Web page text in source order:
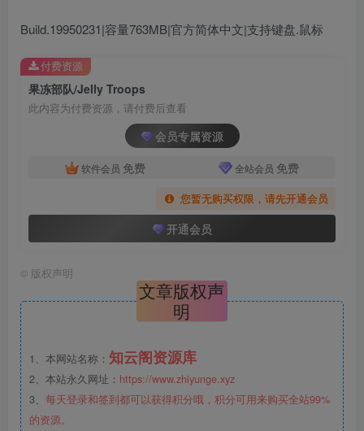
Build.19950231|容量763MB|官方简体中文|支持键盘.鼠标
果冻部队/Jelly Troops
此内容为付费资源，请付费后查看
会员专属资源
软件会员 免费 全站会员 免费
您暂无购买权限，请先开通会员
开通会员
付费资源
© 版权声明
文章版权声
明
1、本网站名称： 知云阁资源库
2、本站永久网址： https://www.zhiyunge.xyz
3、 每天登录和签到都可以获得积分哦，积分可用来购买全站99%
的资源。